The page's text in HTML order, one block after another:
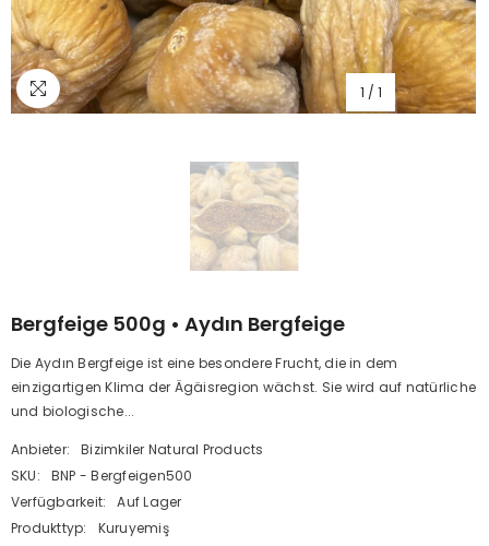
1 / 1
Bergfeige 500g • Aydın Bergfeige
Die Aydın Bergfeige ist eine besondere Frucht, die in dem
einzigartigen Klima der Ägäisregion wächst. Sie wird auf natürliche
und biologische...
Anbieter:
Bizimkiler Natural Products
SKU:
BNP - Bergfeigen500
Verfügbarkeit:
Auf Lager
Produkttyp:
Kuruyemiş